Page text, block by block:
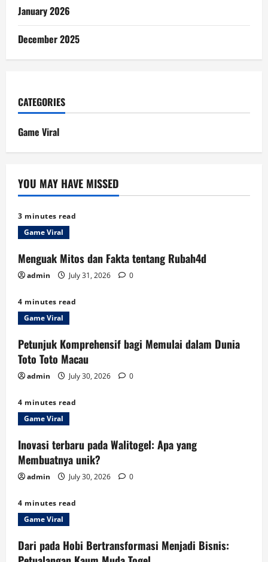
January 2026
December 2025
CATEGORIES
Game Viral
YOU MAY HAVE MISSED
3 minutes read
Game Viral
Menguak Mitos dan Fakta tentang Rubah4d
admin July 31, 2026 0
4 minutes read
Game Viral
Petunjuk Komprehensif bagi Memulai dalam Dunia
Toto Toto Macau
admin July 30, 2026 0
4 minutes read
Game Viral
Inovasi terbaru pada Walitogel: Apa yang
Membuatnya unik?
admin July 30, 2026 0
4 minutes read
Game Viral
Dari pada Hobi Bertransformasi Menjadi Bisnis: